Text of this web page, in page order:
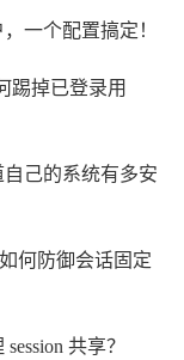
一个配置搞定！
踢掉已登录用
自己的系统有多安
何防御会话固定
共享？